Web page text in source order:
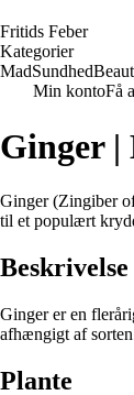
Fritids Feber
Kategorier
MadSundhed
Min kontoFå
Ginger |
Ginger (Zingiber
til et populært
Beskrivelse
Ginger er en
afhængigt af
Plante